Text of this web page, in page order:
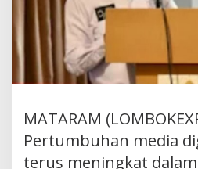
MATARAM
Pertumbuhan media
terus meningkat